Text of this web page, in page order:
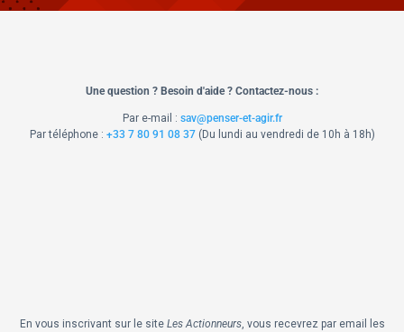
Une question ? Besoin d'aide ? Contactez-nous :
Par e-mail : sav@penser-et-agir.fr
Par téléphone : +33 7 80 91 08 37​ (Du lundi au vendredi de 10h à 18h)
En vous inscrivant sur le site Les Actionneurs, vous recevrez par email les